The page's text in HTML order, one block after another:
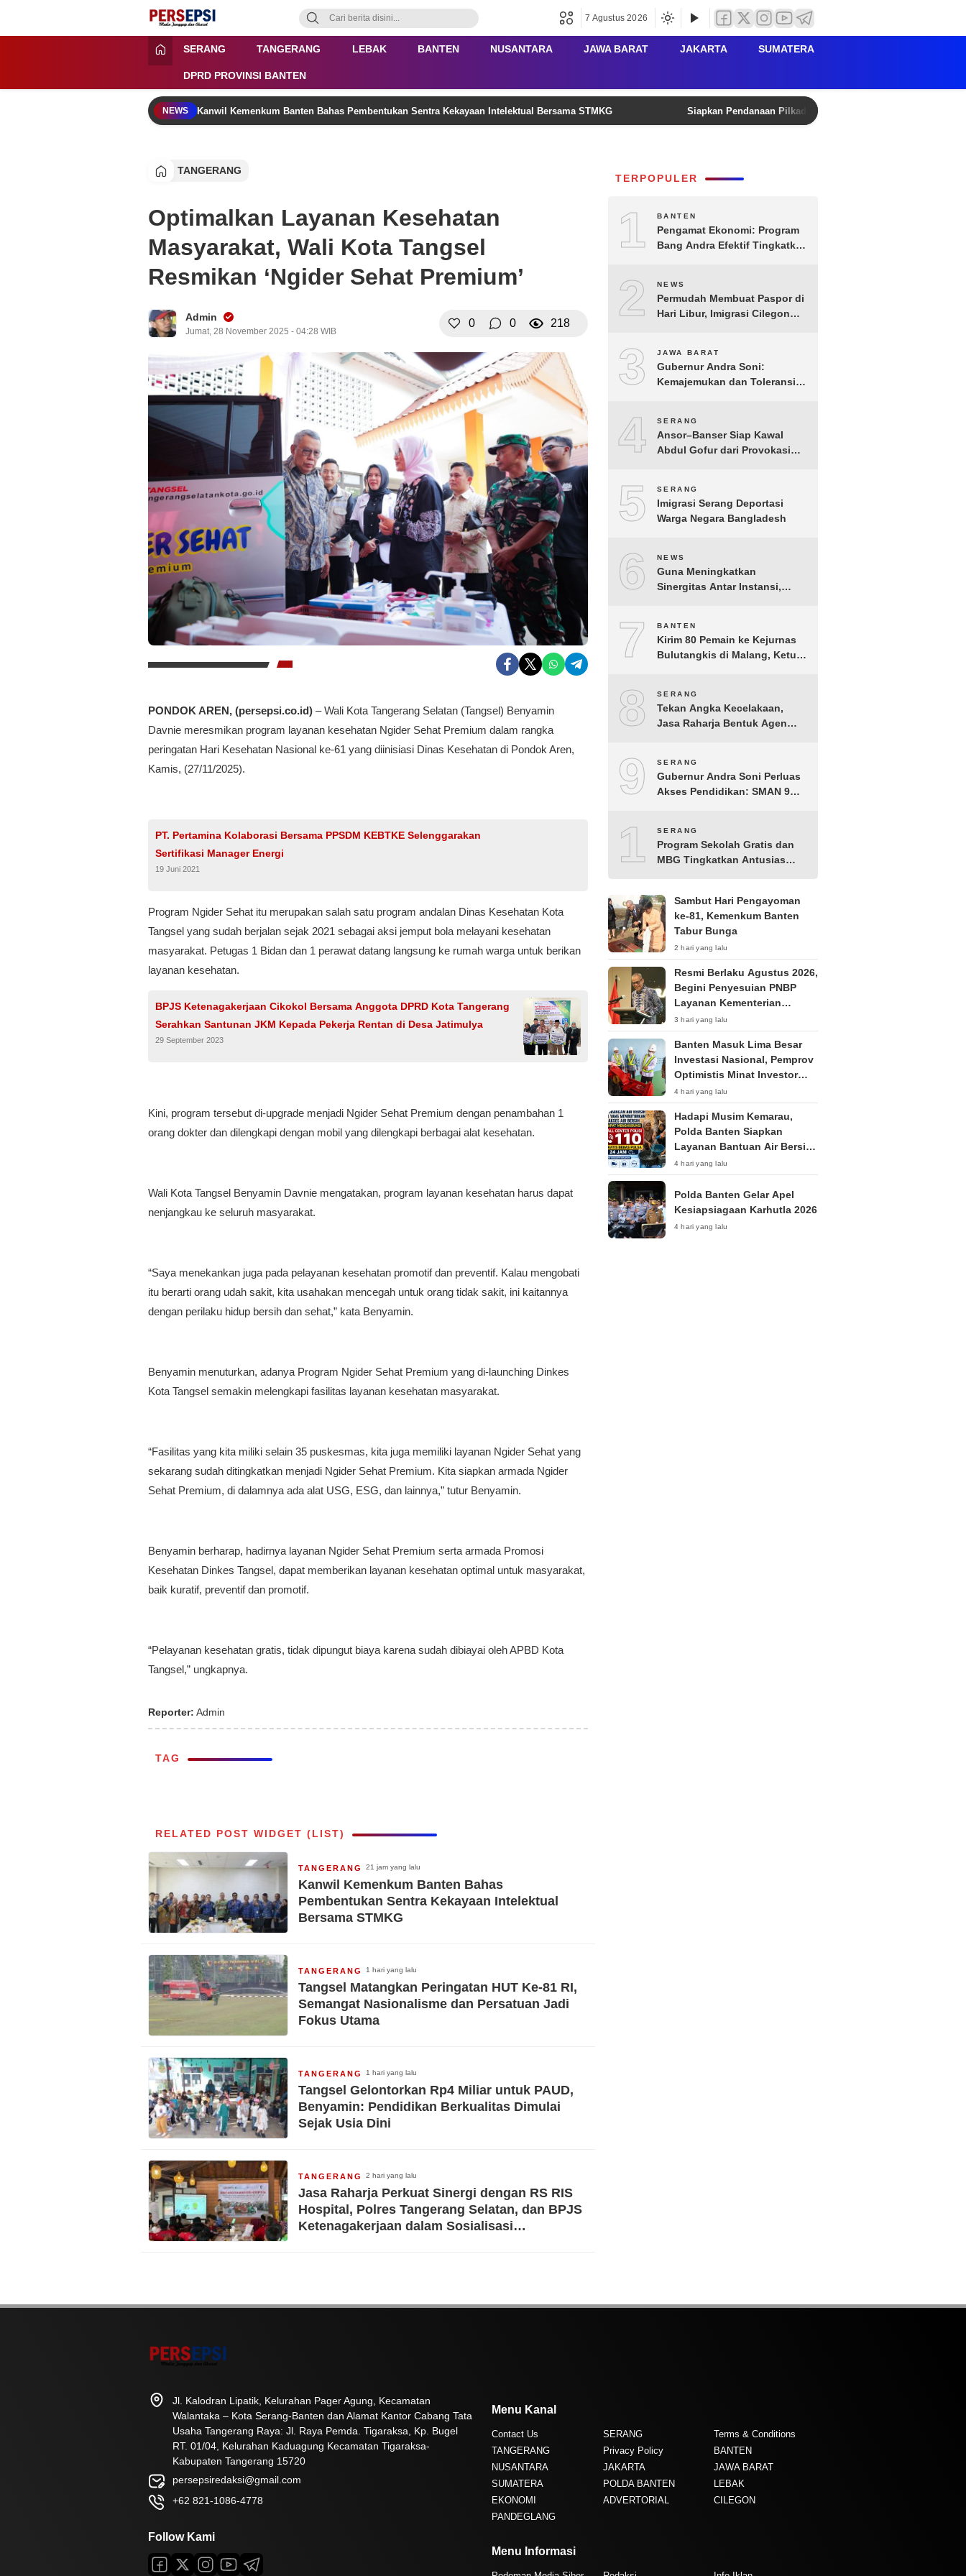
konten
Persepsi.co.id
Media Tanggap Dan Akurat
7 Agustus 2026
SERANG TANGERANG LEBAK BANTEN NUSANTARA JAWA BARAT JAKARTA SUMATERA
DPRD PROVINSI BANTEN
NEWS Kanwil Kemenkum Banten Bahas Pembentukan Sentra Kekayaan Intelektual Bersama STMKG Siapkan Pendanaan Pilkada Lebak 2029, Kanwil Kemenkum
TANGERANG
Optimalkan Layanan Kesehatan
Masyarakat, Wali Kota Tangsel
Resmikan ‘Ngider Sehat Premium’
Admin
Jumat, 28 November 2025 - 04:28 WIB
0 0 218
PONDOK AREN, (persepsi.co.id) – Wali Kota Tangerang Selatan (Tangsel) Benyamin
Davnie meresmikan program layanan kesehatan Ngider Sehat Premium dalam rangka
peringatan Hari Kesehatan Nasional ke-61 yang diinisiasi Dinas Kesehatan di Pondok Aren,
Kamis, (27/11/2025).
PT. Pertamina Kolaborasi Bersama PPSDM KEBTKE Selenggarakan
Sertifikasi Manager Energi
19 Juni 2021
Program Ngider Sehat itu merupakan salah satu program andalan Dinas Kesehatan Kota
Tangsel yang sudah berjalan sejak 2021 sebagai aksi jemput bola melayani kesehatan
masyarakat. Petugas 1 Bidan dan 1 perawat datang langsung ke rumah warga untuk berikan
layanan kesehatan.
BPJS Ketenagakerjaan Cikokol Bersama Anggota DPRD Kota Tangerang
Serahkan Santunan JKM Kepada Pekerja Rentan di Desa Jatimulya
29 September 2023
Kini, program tersebut di-upgrade menjadi Ngider Sehat Premium dengan penambahan 1
orang dokter dan dilengkapi dengan mobil yang dilengkapi berbagai alat kesehatan.
Wali Kota Tangsel Benyamin Davnie mengatakan, program layanan kesehatan harus dapat
nenjangkau ke seluruh masyarakat.
“Saya menekankan juga pada pelayanan kesehatan promotif dan preventif. Kalau mengobati
itu berarti orang udah sakit, kita usahakan mencegah untuk orang tidak sakit, ini kaitannya
dengan perilaku hidup bersih dan sehat,” kata Benyamin.
Benyamin menuturkan, adanya Program Ngider Sehat Premium yang di-launching Dinkes
Kota Tangsel semakin melengkapi fasilitas layanan kesehatan masyarakat.
“Fasilitas yang kita miliki selain 35 puskesmas, kita juga memiliki layanan Ngider Sehat yang
sekarang sudah ditingkatkan menjadi Ngider Sehat Premium. Kita siapkan armada Ngider
Sehat Premium, di dalamnya ada alat USG, ESG, dan lainnya,” tutur Benyamin.
Benyamin berharap, hadirnya layanan Ngider Sehat Premium serta armada Promosi
Kesehatan Dinkes Tangsel, dapat memberikan layanan kesehatan optimal untuk masyarakat,
baik kuratif, preventif dan promotif.
“Pelayanan kesehatan gratis, tidak dipungut biaya karena sudah dibiayai oleh APBD Kota
Tangsel,” ungkapnya.
Reporter: Admin
TAG
RELATED POST WIDGET (LIST)
TANGERANG 21 jam yang lalu
Kanwil Kemenkum Banten Bahas
Pembentukan Sentra Kekayaan Intelektual
Bersama STMKG
TANGERANG 1 hari yang lalu
Tangsel Matangkan Peringatan HUT Ke-81 RI,
Semangat Nasionalisme dan Persatuan Jadi
Fokus Utama
TANGERANG 1 hari yang lalu
Tangsel Gelontorkan Rp4 Miliar untuk PAUD,
Benyamin: Pendidikan Berkualitas Dimulai
Sejak Usia Dini
TANGERANG 2 hari yang lalu
Jasa Raharja Perkuat Sinergi dengan RS RIS
Hospital, Polres Tangerang Selatan, dan BPJS
Ketenagakerjaan dalam Sosialisasi
TERPOPULER
1 BANTEN
Pengamat Ekonomi: Program
Bang Andra Efektif Tingkatkan
2 NEWS
Permudah Membuat Paspor di
Hari Libur, Imigrasi Cilegon
3 JAWA BARAT
Gubernur Andra Soni:
Kemajemukan dan Toleransi
4 SERANG
Ansor–Banser Siap Kawal
Abdul Gofur dari Provokasi
5 SERANG
Imigrasi Serang Deportasi
Warga Negara Bangladesh
6 NEWS
Guna Meningkatkan
Sinergitas Antar Instansi,
Cukai Khusus Kepri
7 BANTEN
Kirim 80 Pemain ke Kejurnas
Bulutangkis di Malang, Ketua
Hasil Terbaik
8 SERANG
Tekan Angka Kecelakaan,
Jasa Raharja Bentuk Agen
Taktakan
9 SERANG
Gubernur Andra Soni Perluas
Akses Pendidikan: SMAN 9
10SERANG
Program Sekolah Gratis dan
MBG Tingkatkan Antusias
Sambut Hari Pengayoman
ke-81, Kemenkum Banten
Tabur Bunga
2 hari yang lalu
Resmi Berlaku Agustus 2026,
Begini Penyesuian PNBP
Layanan Kementerian
Hukum
3 hari yang lalu
Banten Masuk Lima Besar
Investasi Nasional, Pemprov
Optimistis Minat Investor
Terus Tumbuh
4 hari yang lalu
Hadapi Musim Kemarau,
Polda Banten Siapkan
Layanan Bantuan Air Bersih
Melalui 110
4 hari yang lalu
Polda Banten Gelar Apel
Kesiapsiagaan Karhutla 2026
4 hari yang lalu
Jl. Kalodran Lipatik, Kelurahan Pager Agung, Kecamatan
Walantaka – Kota Serang-Banten dan Alamat Kantor Cabang Tata
Usaha Tangerang Raya: Jl. Raya Pemda. Tigaraksa, Kp. Bugel
RT. 01/04, Kelurahan Kaduagung Kecamatan Tigaraksa-
Kabupaten Tangerang 15720
persepsiredaksi@gmail.com
+62 821-1086-4778
Follow Kami
Menu Kanal
Contact Us SERANG
Terms & Conditions
TANGERANG
Privacy Policy
BANTEN
NUSANTARA
JAKARTA
JAWA BARAT
SUMATERA
POLDA BANTEN
LEBAK
EKONOMI
ADVERTORIAL
CILEGON
PANDEGLANG
Menu Informasi